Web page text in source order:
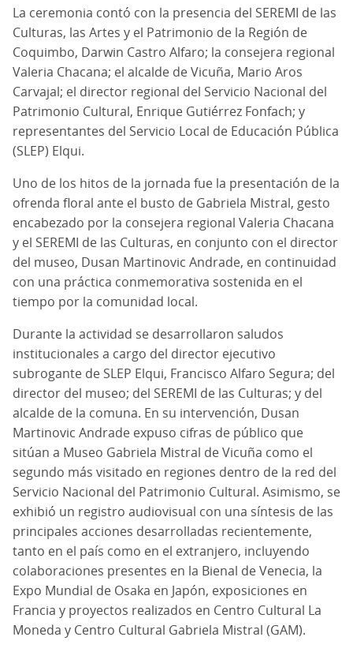
La ceremonia contó con la presencia del SEREMI de las
Culturas, las Artes y el Patrimonio de la Región de
Coquimbo, Darwin Castro Alfaro; la consejera regional
Valeria Chacana; el alcalde de Vicuña, Mario Aros
Carvajal; el director regional del Servicio Nacional del
Patrimonio Cultural, Enrique Gutiérrez Fonfach; y
representantes del Servicio Local de Educación Pública
(SLEP) Elqui.
Uno de los hitos de la jornada fue la presentación de la
ofrenda floral ante el busto de Gabriela Mistral, gesto
encabezado por la consejera regional Valeria Chacana
y el SEREMI de las Culturas, en conjunto con el director
del museo, Dusan Martinovic Andrade, en continuidad
con una práctica conmemorativa sostenida en el
tiempo por la comunidad local.
Durante la actividad se desarrollaron saludos
institucionales a cargo del director ejecutivo
subrogante de SLEP Elqui, Francisco Alfaro Segura; del
director del museo; del SEREMI de las Culturas; y del
alcalde de la comuna. En su intervención, Dusan
Martinovic Andrade expuso cifras de público que
sitúan a Museo Gabriela Mistral de Vicuña como el
segundo más visitado en regiones dentro de la red del
Servicio Nacional del Patrimonio Cultural. Asimismo, se
exhibió un registro audiovisual con una síntesis de las
principales acciones desarrolladas recientemente,
tanto en el país como en el extranjero, incluyendo
colaboraciones presentes en la Bienal de Venecia, la
Expo Mundial de Osaka en Japón, exposiciones en
Francia y proyectos realizados en Centro Cultural La
Moneda y Centro Cultural Gabriela Mistral (GAM).